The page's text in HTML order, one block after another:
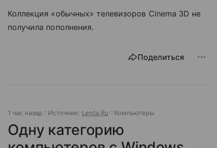
Коллекция «обычных» телевизоров Cinema 3D не
получила пополнения.
Поделиться
1 час назад Источник: Lenta.Ru Компьютеры
Одну категорию